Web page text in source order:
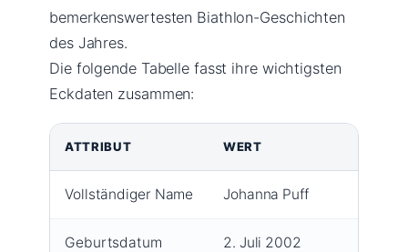
bemerkenswertesten Biathlon-Geschichten
des Jahres.
Die folgende Tabelle fasst ihre wichtigsten
Eckdaten zusammen:
ATTRIBUT WERT
Vollständiger Name Johanna Puff
Geburtsdatum 2. Juli 2002